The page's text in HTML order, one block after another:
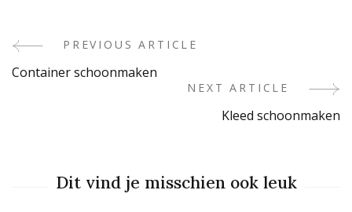
PostPREVIOUS ARTICLE
Container schoonmaken
NEXT ARTICLE
Kleed schoonmaken
Dit vind je misschien ook leuk